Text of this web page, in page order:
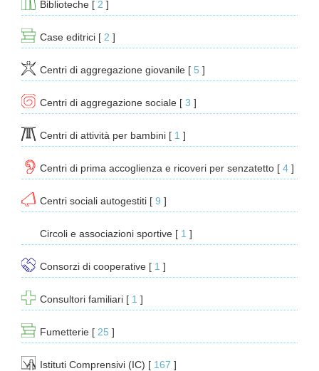
Biblioteche [ 2 ]
Case editrici [ 2 ]
Centri di aggregazione giovanile [ 5 ]
Centri di aggregazione sociale [ 3 ]
Centri di attività per bambini [ 1 ]
Centri di prima accoglienza e ricoveri per senzatetto [ 4 ]
Centri sociali autogestiti [ 9 ]
Circoli e associazioni sportive [ 1 ]
Consorzi di cooperative [ 1 ]
Consultori familiari [ 1 ]
Fumetterie [ 25 ]
Istituti Comprensivi (IC) [ 167 ]